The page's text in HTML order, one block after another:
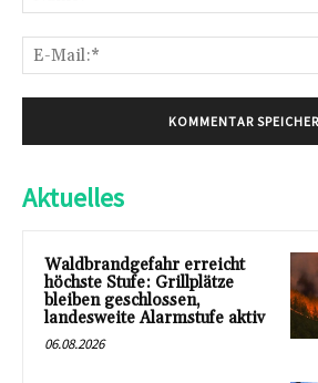
Aktuelles
Waldbrandgefahr erreicht
höchste Stufe: Grillplätze
bleiben geschlossen,
landesweite Alarmstufe aktiv
06.08.2026